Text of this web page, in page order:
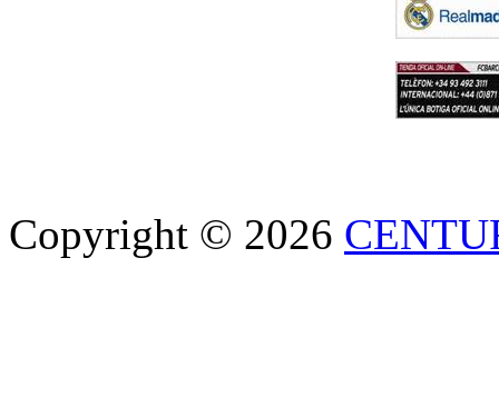
Copyright © 2026